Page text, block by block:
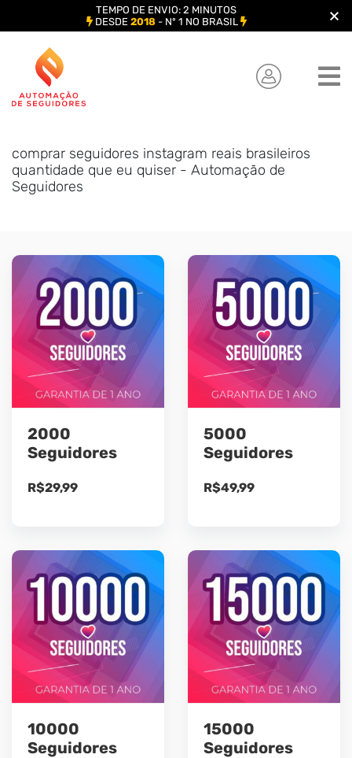
content
comprar seguidores instagram reais brasileiros
quantidade que eu quiser - Automação de
Seguidores
2000
Seguidores
R$29,99
5000
Seguidores
R$49,99
10000
Seguidores
15000
Seguidores
TEMPO DE ENVIO: 2 MINUTOS
DESDE 2018- Nº 1 NO BRASIL